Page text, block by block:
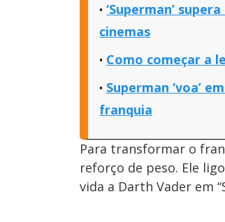
‘Superman’
cinemas
Como começar a
Superman ‘voa’
franquia
Para transformar o
reforço de peso. Ele
vida a Darth Vader em